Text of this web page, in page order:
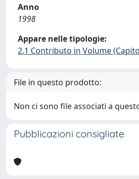
Anno
1998
Appare nelle tipologie:
2.1 Contributo in Volume
File in questo prodotto:
Non ci sono file associati a
Pubblicazioni consigliate